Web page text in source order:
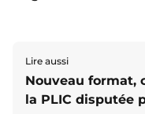
Lire aussi
Nouveau format,
la PLIC disputée